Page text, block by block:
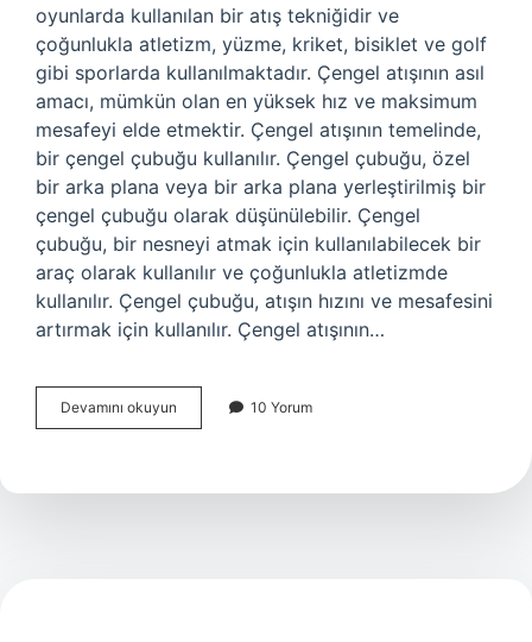
oyunlarda kullanılan bir atış tekniğidir ve
çoğunlukla atletizm, yüzme, kriket, bisiklet ve golf
gibi sporlarda kullanılmaktadır. Çengel atışının asıl
amacı, mümkün olan en yüksek hız ve maksimum
mesafeyi elde etmektir. Çengel atışının temelinde,
bir çengel çubuğu kullanılır. Çengel çubuğu, özel
bir arka plana veya bir arka plana yerleştirilmiş bir
çengel çubuğu olarak düşünülebilir. Çengel
çubuğu, bir nesneyi atmak için kullanılabilecek bir
araç olarak kullanılır ve çoğunlukla atletizmde
kullanılır. Çengel çubuğu, atışın hızını ve mesafesini
artırmak için kullanılır. Çengel atışının…
Devamını okuyun
atışı
10 Yorum